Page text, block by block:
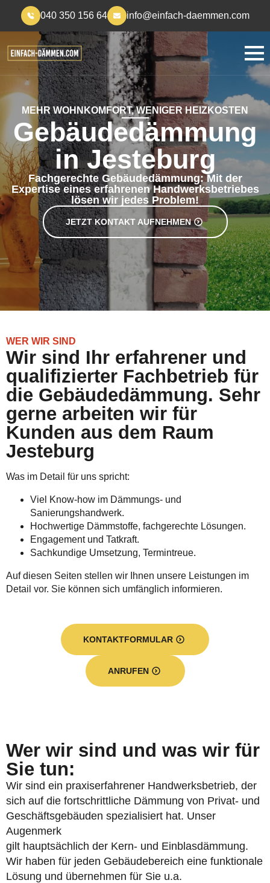
040 350 156 64 info@einfach-daemmen.com
MEHR WOHNKOMFORT, WENIGER HEIZKOSTEN
Gebäudedämmung
in Jesteburg
Fachgerechte Gebäudedämmung: Mit der
Expertise eines erfahrenen Handwerksbetriebes
lösen wir jedes Problem!
JETZT KONTAKT AUFNEHMEN
WER WIR SIND
Wir sind Ihr erfahrener und
qualifizierter Fachbetrieb für
die Gebäudedämmung. Sehr
gerne arbeiten wir für
Kunden aus dem Raum
Jesteburg
Was im Detail für uns spricht:
Viel Know-how im Dämmungs- und
Sanierungshandwerk.
Hochwertige Dämmstoffe, fachgerechte Lösungen.
Engagement und Tatkraft.
Sachkundige Umsetzung, Termintreue.
Auf diesen Seiten stellen wir Ihnen unsere Leistungen im
Detail vor. Sie können sich umfänglich informieren.
KONTAKTFORMULAR
ANRUFEN
Wer wir sind und was wir für
Sie tun:
Wir sind ein praxiserfahrener Handwerksbetrieb, der
sich auf die fortschrittliche Dämmung von Privat- und
Geschäftsgebäuden spezialisiert hat. Unser
Augenmerk
gilt hauptsächlich der Kern- und Einblasdämmung.
Wir haben für jeden Gebäudebereich eine funktionale
Lösung und übernehmen für Sie u.a.